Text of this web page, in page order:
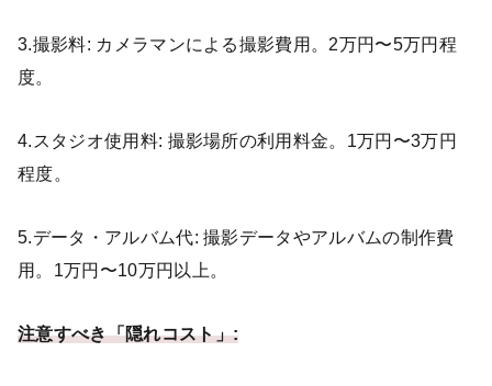
3.撮影料: カメラマンによる撮影費用。2万円〜5万円程
度。
4.スタジオ使用料: 撮影場所の利用料金。1万円〜3万円
程度。
5.データ・アルバム代: 撮影データやアルバムの制作費
用。1万円〜10万円以上。
注意すべき「隠れコスト」: